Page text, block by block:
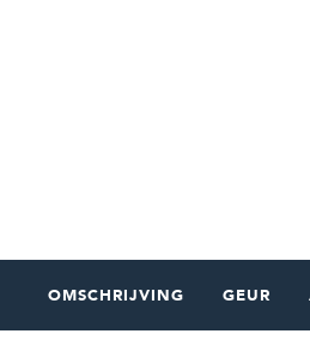
OMSCHRIJVING GEUR